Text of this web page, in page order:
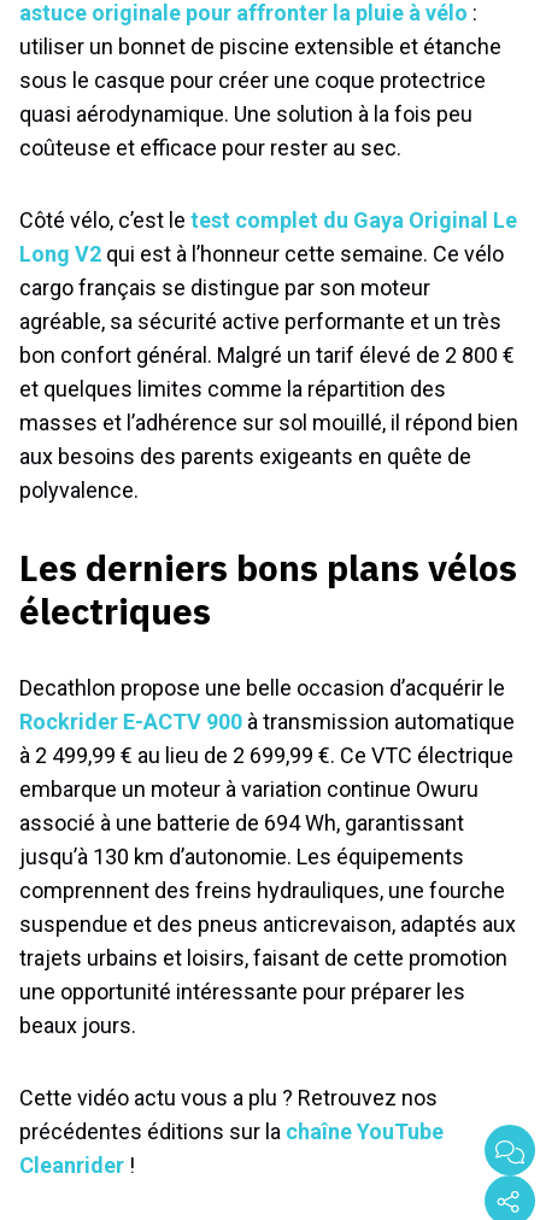
astuce originale pour affronter la pluie à vélo :
utiliser un bonnet de piscine extensible et étanche
sous le casque pour créer une coque protectrice
quasi aérodynamique. Une solution à la fois peu
coûteuse et efficace pour rester au sec.
Côté vélo, c’est le test complet du Gaya Original Le
Long V2 qui est à l’honneur cette semaine. Ce vélo
cargo français se distingue par son moteur
agréable, sa sécurité active performante et un très
bon confort général. Malgré un tarif élevé de 2 800 €
et quelques limites comme la répartition des
masses et l’adhérence sur sol mouillé, il répond bien
aux besoins des parents exigeants en quête de
polyvalence.
Les derniers bons plans vélos
électriques
Decathlon propose une belle occasion d’acquérir le
Rockrider E-ACTV 900 à transmission automatique
à 2 499,99 € au lieu de 2 699,99 €. Ce VTC électrique
embarque un moteur à variation continue Owuru
associé à une batterie de 694 Wh, garantissant
jusqu’à 130 km d’autonomie. Les équipements
comprennent des freins hydrauliques, une fourche
suspendue et des pneus anticrevaison, adaptés aux
trajets urbains et loisirs, faisant de cette promotion
une opportunité intéressante pour préparer les
beaux jours.
Cette vidéo actu vous a plu ? Retrouvez nos
précédentes éditions sur la chaîne YouTube
Cleanrider !